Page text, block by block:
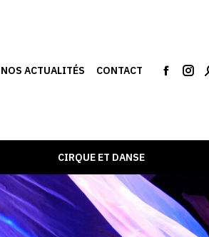
NOS ACTUALITÉS CONTACT
CIRQUE ET DANSE